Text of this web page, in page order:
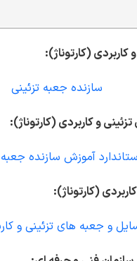
(کارتوناژ):
سازنده جعبه تزئینی
و کاربردی (کارتوناژ):
آموزش سازنده جعبه
(کارتوناژ):
و جعبه های تزئینی و